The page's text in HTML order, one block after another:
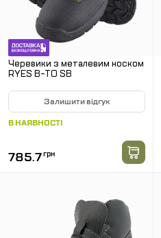
Черевики з металевим носком
RYES B-TO SB
Залишити відгук
В НАЯВНОСТІ
785.7грн